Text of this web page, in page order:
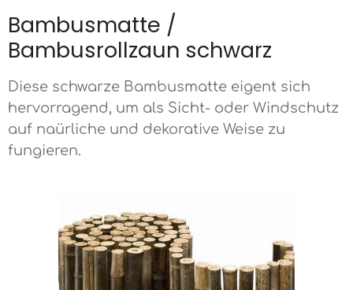
Bambusmatte /
Bambusrollzaun schwarz
Diese schwarze Bambusmatte eigent sich
hervorragend, um als Sicht- oder Windschutz
auf naürliche und dekorative Weise zu
fungieren.